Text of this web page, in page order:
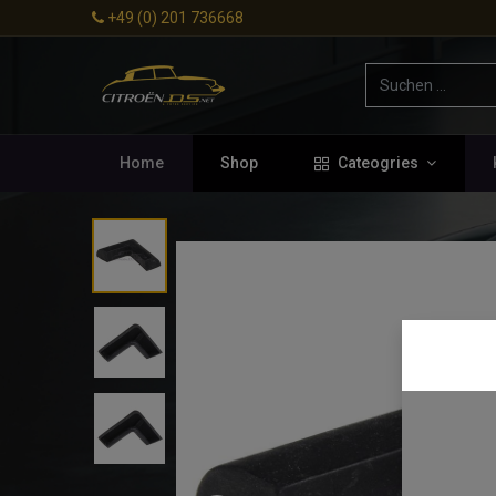
+49 (0) 201 736668
Home Shop Cateogries